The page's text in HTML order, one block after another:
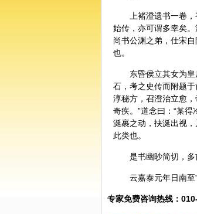
上褚澄遗书一卷
始传，亦可谓多幸矣
尚书公渊之弟，仕宋
也。
东昏侯立其女为
石，考之史传而附题
淳秘方 ，召澄治立愈
奇疾。”道念曰：“某
涎裹之动，抉涎出视
此类也。
是书幽眇简切，
云嘉泰元年日南至
专家免费咨询热线：